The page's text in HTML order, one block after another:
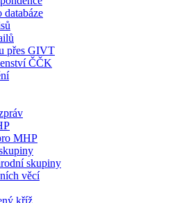
databáze
přes GIVT
ČČK
MHP
skupiny
věcí